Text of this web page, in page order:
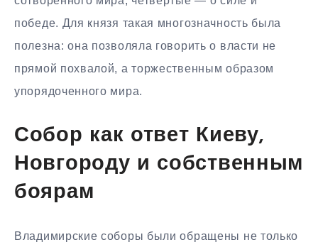
победе. Для князя такая многозначность была
полезна: она позволяла говорить о власти не
прямой похвалой, а торжественным образом
упорядоченного мира.
Собор как ответ Киеву,
Новгороду и собственным
боярам
Владимирские соборы были обращены не только